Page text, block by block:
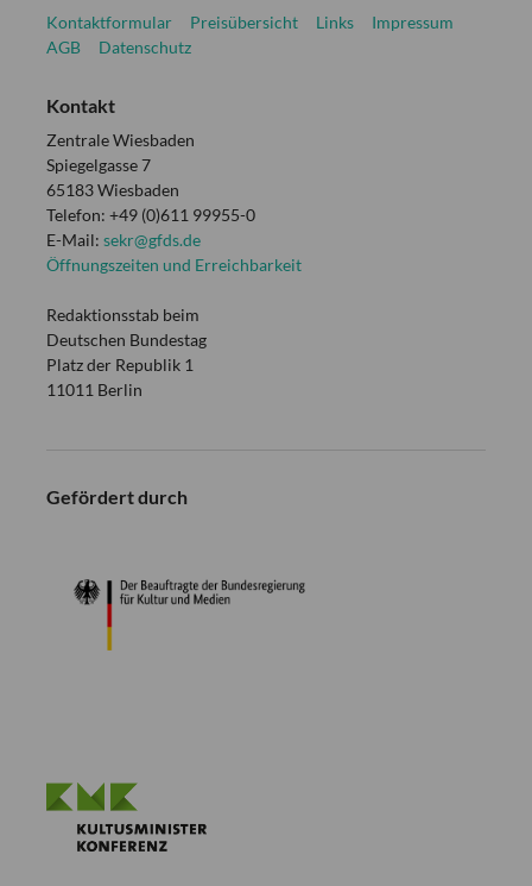
Kontaktformular Preisübersicht Links
Impressum
AGB
Datenschutz
Kontakt
Zentrale Wiesbaden
Spiegelgasse 7
65183 Wiesbaden
Telefon: +49 (0)611 99955-0
E-Mail: sekr@gfds.de
Öffnungszeiten und Erreichbarkeit
Redaktionsstab beim
Deutschen Bundestag
Platz der Republik 1
11011 Berlin
Gefördert durch